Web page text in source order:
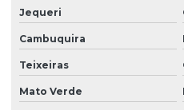
Produtor de grama batatais
Produtor de grama bermuda
Produtor de grama para campo
Produtor de grama para campo
Jequeri
Cambuquira
Teixeiras
Mato Verde